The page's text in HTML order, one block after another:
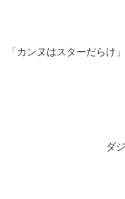
「カンヌはスターだらけ
ダ